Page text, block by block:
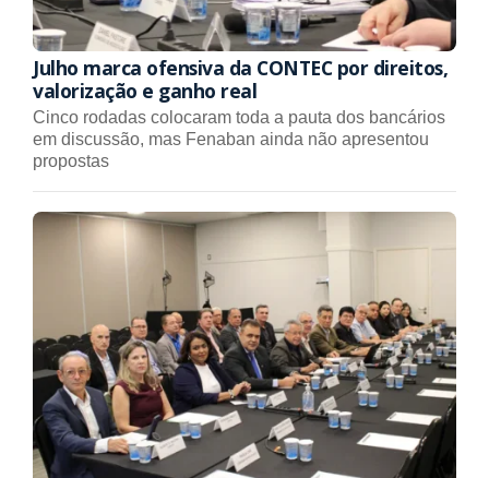
Julho marca ofensiva da CONTEC por direitos,
valorização e ganho real
Cinco rodadas colocaram toda a pauta dos bancários
em discussão, mas Fenaban ainda não apresentou
propostas